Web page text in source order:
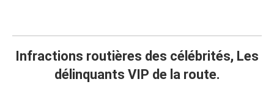
Infractions routières des célébrités, Les
délinquants VIP de la route.